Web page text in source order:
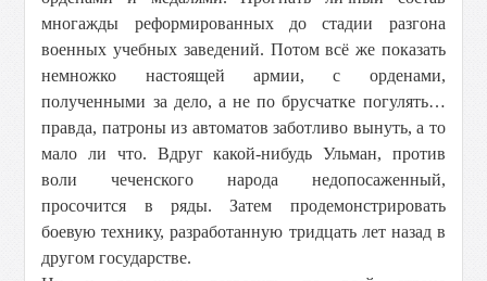
многажды реформированных до стадии разгона
военных учебных заведений. Потом всё же показать
немножко настоящей армии, с орденами,
полученными за дело, а не по брусчатке погулять…
правда, патроны из автоматов заботливо вынуть, а то
мало ли что. Вдруг какой-нибудь Ульман, против
воли чеченского народа недопосаженный,
просочится в ряды. Затем продемонстрировать
боевую технику, разработанную тридцать лет назад в
другом государстве.